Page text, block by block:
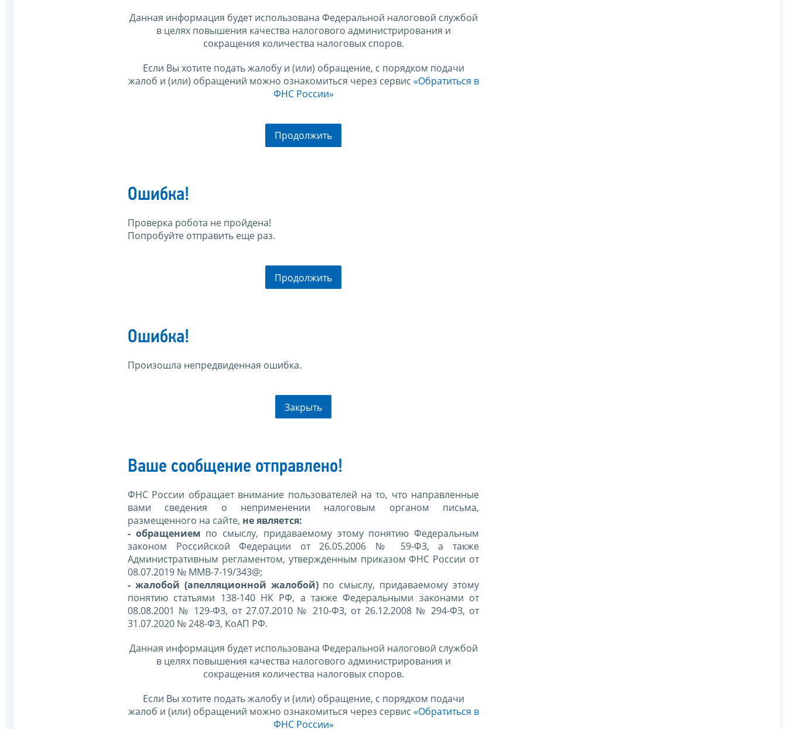
Данная информация будет использована Федеральной налоговой службой
в целях повышения качества налогового администрирования и
сокращения количества налоговых споров.
Если Вы хотите подать жалобу и (или) обращение, с порядком подачи
жалоб и (или) обращений можно ознакомиться через сервис «Обратиться в
ФНС России»
Продолжить
Ошибка!
Проверка робота не пройдена!
Попробуйте отправить еще раз.
Продолжить
Ошибка!
Произошла непредвиденная ошибка.
Закрыть
Ваше сообщение отправлено!
ФНС России обращает внимание пользователей на то, что направленные
вами сведения о неприменении налоговым органом письма,
размещенного на сайте, не является:
- обращением по смыслу, придаваемому этому понятию Федеральным
законом Российской Федерации от 26.05.2006 № 59-ФЗ, а также
Административным регламентом, утвержденным приказом ФНС России от
08.07.2019 № ММВ-7-19/343@;
- жалобой (апелляционной жалобой)по смыслу, придаваемому этому
понятию статьями 138-140 НК РФ, а также Федеральными законами от
08.08.2001 № 129-ФЗ, от 27.07.2010 № 210-ФЗ, от 26.12.2008 № 294-ФЗ, от
31.07.2020 № 248-ФЗ, КоАП РФ.
Данная информация будет использована Федеральной налоговой службой
в целях повышения качества налогового администрирования и
сокращения количества налоговых споров.
Если Вы хотите подать жалобу и (или) обращение, с порядком подачи
жалоб и (или) обращений можно ознакомиться через сервис «Обратиться в
ФНС России»